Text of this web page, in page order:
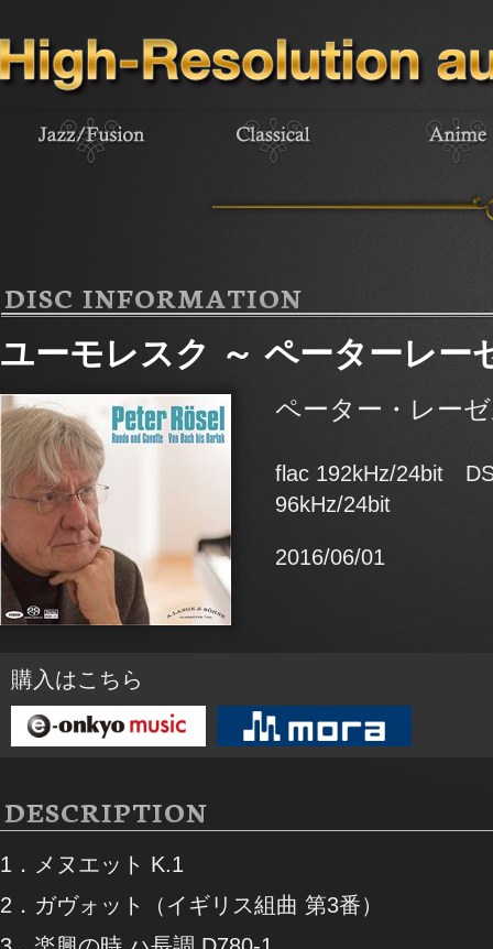
DISC INFORMATION
ユーモレスク ～ ペーターレー
ペーター・レー
flac 192kHz/24bit
96kHz/24bit
2016/06/01
購入はこちら
DESCRIPTION
1．メヌエット K.1
2．ガヴォット（イギリス組曲 第3番）